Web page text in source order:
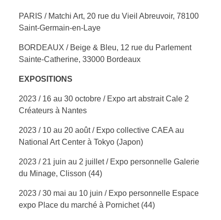
PARIS / Matchi Art, 20 rue du Vieil Abreuvoir, 78100
Saint-Germain-en-Laye
BORDEAUX / Beige & Bleu, 12 rue du Parlement
Sainte-Catherine, 33000 Bordeaux
EXPOSITIONS
2023 / 16 au 30 octobre / Expo art abstrait Cale 2
Créateurs à Nantes
2023 / 10 au 20 août / Expo collective CAEA au
National Art Center à Tokyo (Japon)
2023 / 21 juin au 2 juillet / Expo personnelle Galerie
du Minage, Clisson (44)
2023 / 30 mai au 10 juin / Expo personnelle Espace
expo Place du marché à Pornichet (44)